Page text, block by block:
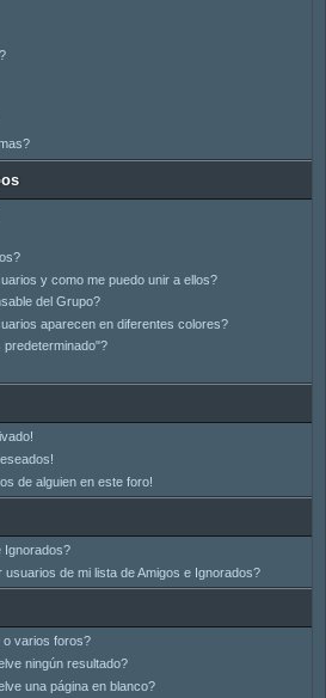
y como me puedo unir a ellos?
del Grupo?
aparecen en diferentes colores?
de alguien en este foro!
Ignorados?
de mi lista de Amigos e Ignorados?
varios foros?
ningún resultado?
una página en blanco?